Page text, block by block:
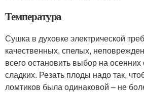
Температура
Сушка в духовке электрической
качественных, спелых,
всего остановить выбор на осенних
сладких. Резать плоды надо так,
ломтиков была одинаковой – не